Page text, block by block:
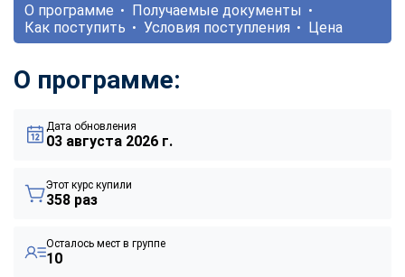
О программе
Получаемые документы
Как поступить
Условия поступления Цена
О программе:
Дата обновления
03 августа 2026 г.
Этот курс купили
358 раз
Осталось мест в группе
10